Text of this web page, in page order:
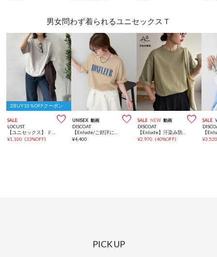
男女問わず着られるユニセックスＴ
2BUY10％OFFクーポン
SALE 
LOCUST
¥1,100 (33%OFF)
UNISEX 動画 
DISCOAT
¥4,400
SALE NEW 動画 
DISCOAT
【Enlude】汗染み防止ユーティリティTシャツ《ユニセックス》
¥2,970 (40%OFF)
SALE
¥
PICK UP